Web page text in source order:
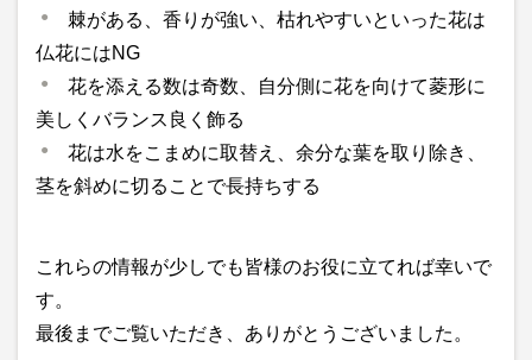
棘がある、香りが強い、枯れやすいといった花は
仏花にはNG
花を添える数は奇数、自分側に花を向けて菱形に
美しくバランス良く飾る
花は水をこまめに取替え、余分な葉を取り除き、
茎を斜めに切ることで長持ちする
これらの情報が少しでも皆様のお役に立てれば幸いで
す。
最後までご覧いただき、ありがとうございました。